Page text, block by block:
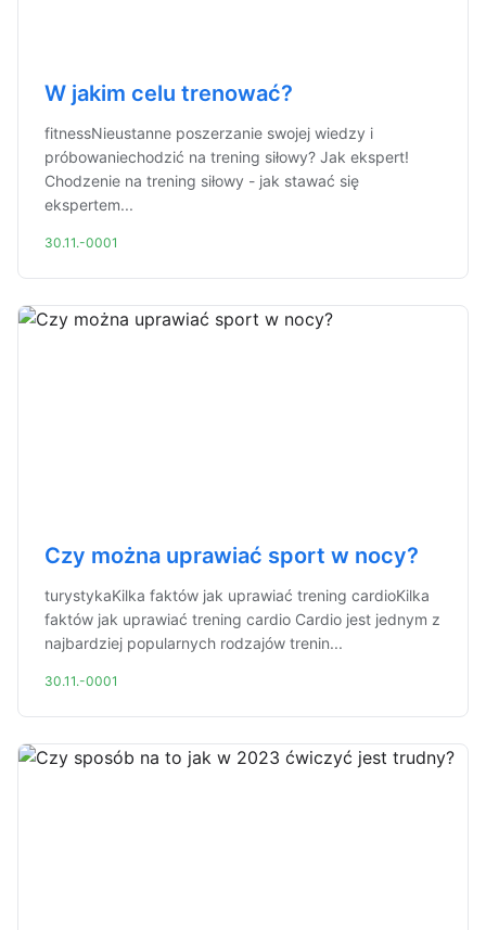
W jakim celu trenować?
fitnessNieustanne poszerzanie swojej wiedzy i
próbowaniechodzić na trening siłowy? Jak ekspert!
Chodzenie na trening siłowy - jak stawać się
ekspertem...
30.11.-0001
Czy można uprawiać sport w nocy?
turystykaKilka faktów jak uprawiać trening cardioKilka
faktów jak uprawiać trening cardio Cardio jest jednym z
najbardziej popularnych rodzajów trenin...
30.11.-0001